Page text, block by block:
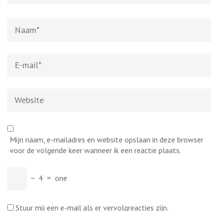
mail*
Mijn naam, e-mailadres en website opslaan in deze browser
voor de volgende keer wanneer ik een reactie plaats.
− 4 = one
Stuur mij een e-mail als er vervolgreacties zijn.